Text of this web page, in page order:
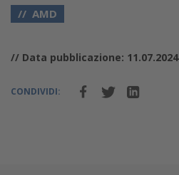
AMD
// Data pubblicazione: 11.07.2024
CONDIVIDI: